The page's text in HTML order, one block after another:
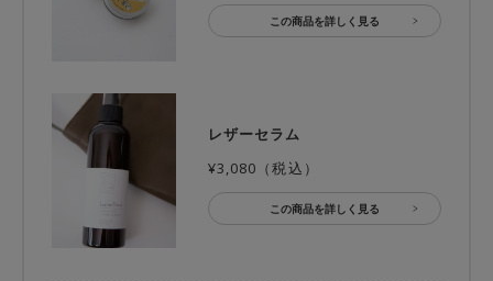
この商品を詳しく見る
レザーセラム
¥3,080（税込）
この商品を詳しく見る